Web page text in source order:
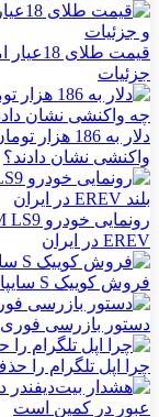
جزئیات
دلار به
واکنشی نشان دادند؟
EREV در ایران
فروش کوییک S سایپا از امروز آغاز شد؛ جزئیات ثبت‌نام و شرایط
دستور بازرسی فوری هواپیمای
چرا اپل تلگرام را